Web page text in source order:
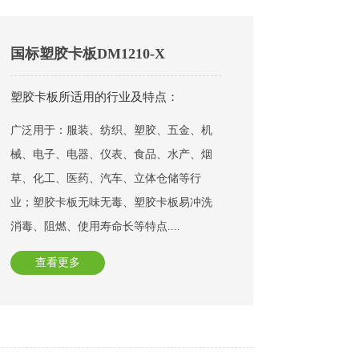
国标塑胶卡板DM1210-X
塑胶卡板所适用的行业及特点：
广泛用于：服装、纺织、塑胶、五金、机
械、电子、电器、仪表、食品、水产、烟
草、化工、医药、汽车、立体仓储等行
业；塑胶卡板无味无毒、塑胶卡板易冲洗
消毒、阻燃、使用寿命长等特点....
查看更多